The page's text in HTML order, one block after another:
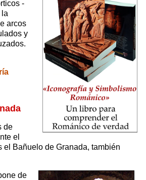
-
arcos
y
de
el
el Bañuelo de Granada, también
de